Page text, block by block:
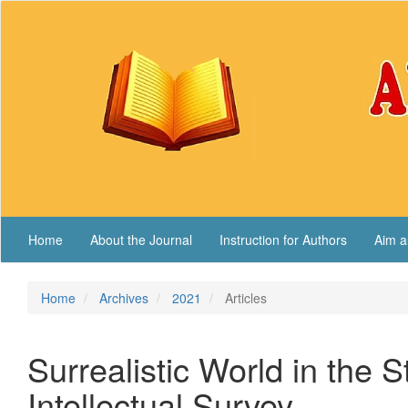
Home About the Journal Instruction for Authors Aim
Home Archives 2021 Articles
Surrealistic World in the